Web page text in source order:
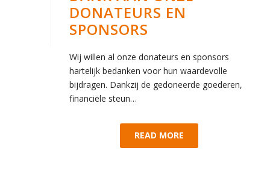
DONATEURS EN
SPONSORS
Wij willen al onze donateurs en sponsors
hartelijk bedanken voor hun waardevolle
bijdragen. Dankzij de gedoneerde goederen,
financiële steun…
READ MORE